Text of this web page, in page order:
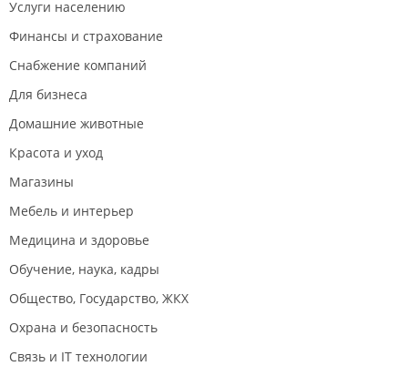
Услуги населению
Финансы и страхование
Снабжение компаний
Для бизнеса
Домашние животные
Красота и уход
Магазины
Мебель и интерьер
Медицина и здоровье
Обучение, наука, кадры
Общество, Государство, ЖКХ
Охрана и безопасность
Связь и IT технологии